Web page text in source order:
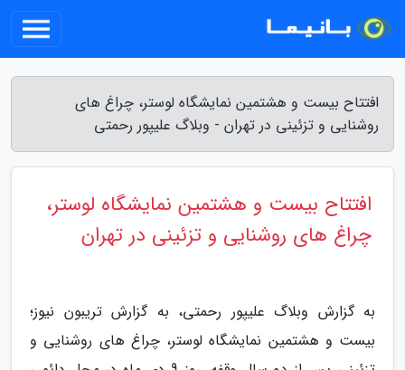
افتتاح بیست و هشتمین نمایشگاه لوستر، چراغ های
روشنایی و تزئینی در تهران - وبلاگ علیپور رحمتی
افتتاح بیست و هشتمین نمایشگاه لوستر،
چراغ های روشنایی و تزئینی در تهران
به گزارش وبلاگ علیپور رحمتی، به گزارش تریبون نیوز؛
بیست و هشتمین نمایشگاه لوستر، چراغ های روشنایی و